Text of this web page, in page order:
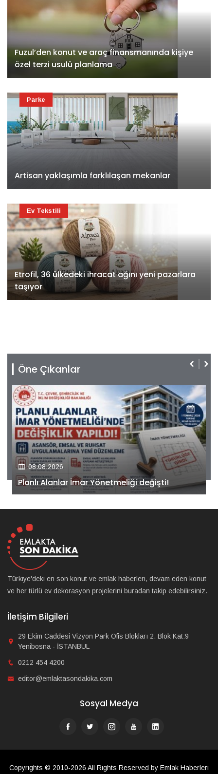
Fuzul’den konut ve araç finansmanında kişiye
özel terzi usulü planlama
Artisan yaklaşımla farklılaşan mekanlar
Parke
Etrofil, 36 ülkedeki ihracat ağını yeni pazarlara
taşıyor
Ev Tekstili
Öne Çıkanlar
08.08.2026
Kiler GYO’dan Pendik Dolayoba projesiyle ilgili
önemli adım!
Türkiye'deki en son konut ve emlak haberleri, devam eden konut
ve her türlü ev dekorasyon projelerini buradan takip edebilirsiniz.
İletişim Bilgileri
29 Ekim Caddesi Vizyon Park Ofis Blokları 2. Blok Kat:9
Yenibosna - İSTANBUL
0212 454 4200
editor@emlaktasondakika.com
Sosyal Medya
Copyrights © 2010-2026 All Rights Reserved by Emlak Haberleri